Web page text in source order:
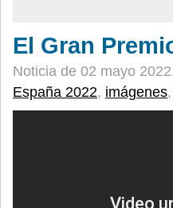
El Gran
Noticia de 02 mayo
España 2022, imágenes,